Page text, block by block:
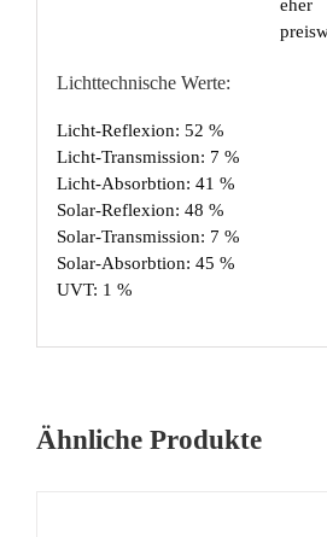
Lichttechnische Werte:
Licht-Reflexion: 52 %
Licht-Transmission: 7 %
Licht-Absorbtion: 41 %
Solar-Reflexion: 48 %
Solar-Transmission: 7 %
Solar-Absorbtion: 45 %
UVT: 1 %
Ähnliche Produkte